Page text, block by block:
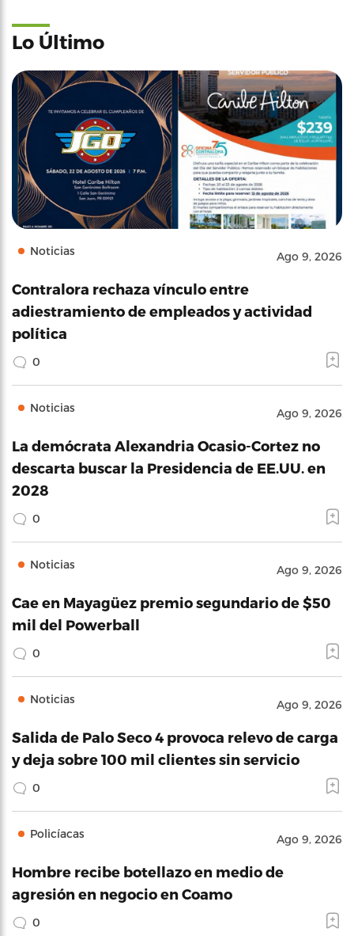
Lo Último
Noticias Ago 9, 2026
Contralora rechaza vínculo entre
adiestramiento de empleados y actividad
política
0
Noticias Ago 9, 2026
La demócrata Alexandria Ocasio-Cortez no
descarta buscar la Presidencia de EE.UU. en
2028
0
Noticias Ago 9, 2026
Cae en Mayagüez premio segundario de $50
mil del Powerball
0
Noticias Ago 9, 2026
Salida de Palo Seco 4 provoca relevo de carga
y deja sobre 100 mil clientes sin servicio
0
Policíacas Ago 9, 2026
Hombre recibe botellazo en medio de
agresión en negocio en Coamo
0